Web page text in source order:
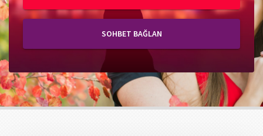
SOHBET BAĞLAN